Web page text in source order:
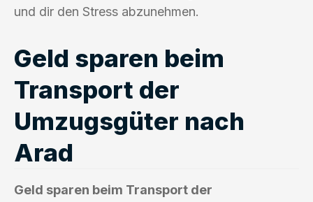
und dir den Stress abzunehmen.
Geld sparen beim
Transport der
Umzugsgüter nach
Arad
Geld sparen beim Transport der